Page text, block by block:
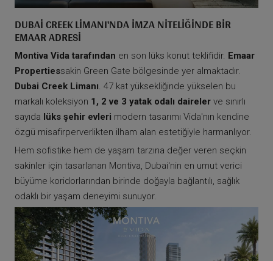
DUBAI CREEK LIMANI'NDA İMZA NITELIĞINDE BIR
EMAAR ADRESI
Montiva Vida tarafından en son lüks konut teklifidir. Emaar
Propertiessakin Green Gate bölgesinde yer almaktadır.
Dubai Creek Limanı . 47 kat yüksekliğinde yükselen bu
markalı koleksiyon 1, 2 ve 3 yatak odalı daireler ve sınırlı
sayıda lüks şehir evleri modern tasarımı Vida'nın kendine
özgü misafirperverlikten ilham alan estetiğiyle harmanlıyor.
Hem sofistike hem de yaşam tarzına değer veren seçkin
sakinler için tasarlanan Montiva, Dubai'nin en umut verici
büyüme koridorlarından birinde doğayla bağlantılı, sağlık
odaklı bir yaşam deneyimi sunuyor.